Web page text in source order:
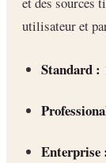
utilisateur et
Standard :
Enterprise :